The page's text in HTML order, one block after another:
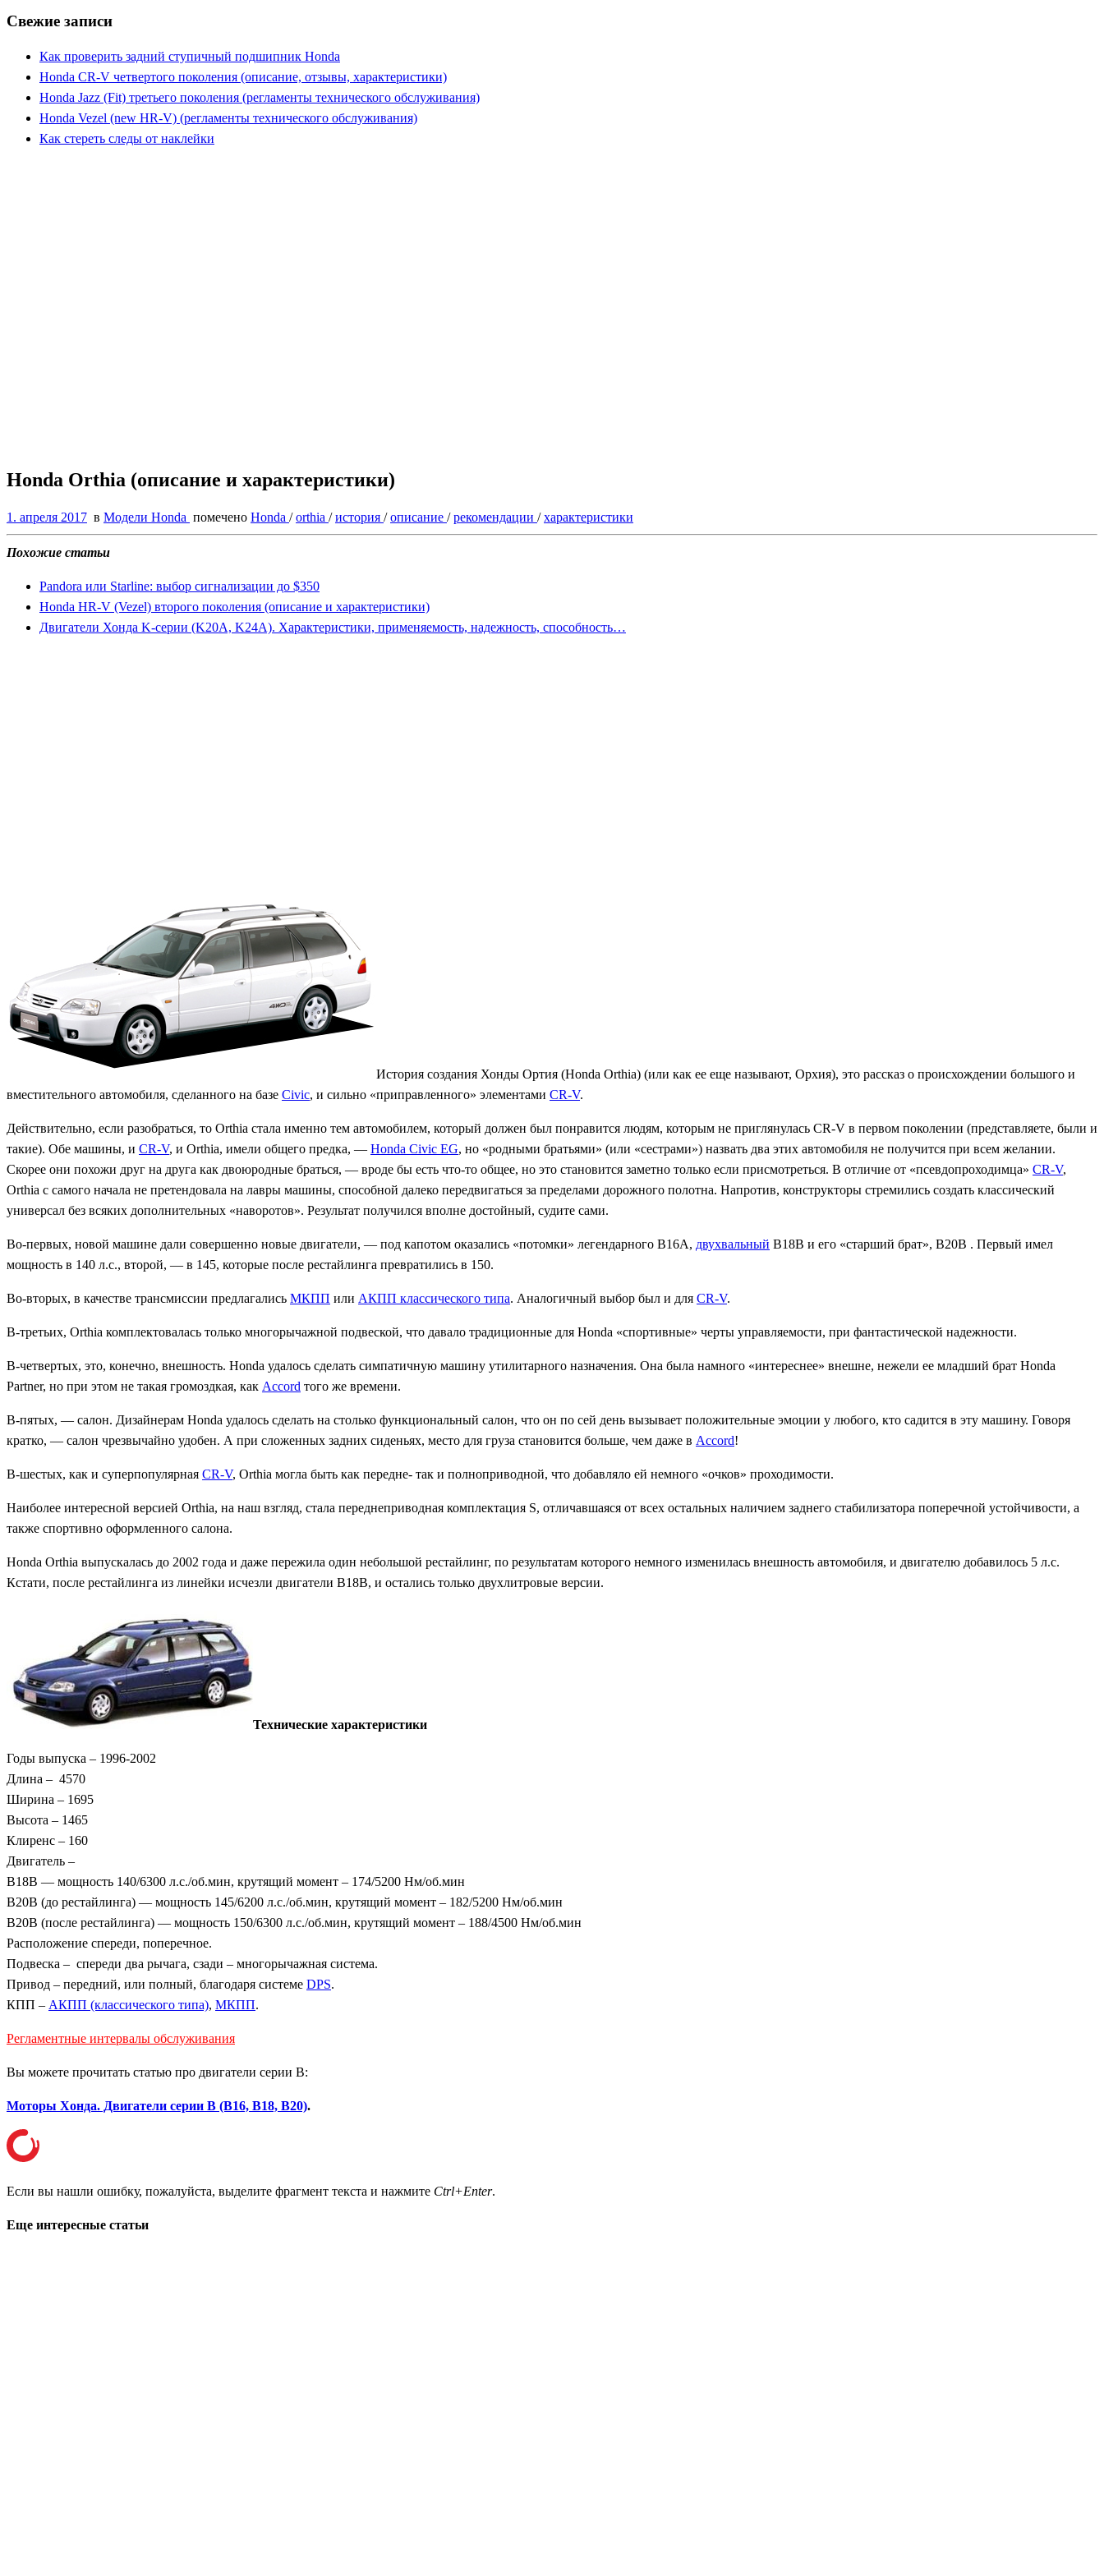
Свежие записи
Как проверить задний ступичный подшипник Honda
Honda CR-V четвертого поколения (описание, отзывы, характеристики)
Honda Jazz (Fit) третьего поколения (регламенты технического обслуживания)
Honda Vezel (new HR-V) (регламенты технического обслуживания)
Как стереть следы от наклейки
Honda Orthia (описание и характеристики)
1. апреля 2017 в Модели Honda помечено Honda /orthia /история /описание /рекомендации /характеристики
Похожие статьи
Pandora или Starline: выбор сигнализации до $350
Honda HR-V (Vezel) второго поколения (описание и характеристики)
Двигатели Хонда K-серии (K20A, K24A). Характеристики, применяемость, надежность, способность…
История создания Хонды Ортия (Honda Orthia) (или как ее еще называют, Орхия), это рассказ о происхождении большого и
вместительного автомобиля, сделанного на базе Civic, и сильно «приправленного» элементами CR-V.
Действительно, если разобраться, то Orthia стала именно тем автомобилем, который должен был понравится людям, которым не приглянулась CR-V в первом поколении (представляете, были и
такие). Обе машины, и CR-V, и Orthia, имели общего предка, — Honda Civic EG, но «родными братьями» (или «сестрами») назвать два этих автомобиля не получится при всем желании.
Скорее они похожи друг на друга как двоюродные браться, — вроде бы есть что-то общее, но это становится заметно только если присмотреться. В отличие от «псевдопроходимца» CR-V,
Orthia с самого начала не претендовала на лавры машины, способной далеко передвигаться за пределами дорожного полотна. Напротив, конструкторы стремились создать классический
универсал без всяких дополнительных «наворотов». Результат получился вполне достойный, судите сами.
Во-первых, новой машине дали совершенно новые двигатели, — под капотом оказались «потомки» легендарного B16A, двухвальный B18B и его «старший брат», B20B . Первый имел
мощность в 140 л.с., второй, — в 145, которые после рестайлинга превратились в 150.
Во-вторых, в качестве трансмиссии предлагались МКПП или АКПП классического типа. Аналогичный выбор был и для CR-V.
В-третьих, Orthia комплектовалась только многорычажной подвеской, что давало традиционные для Honda «спортивные» черты управляемости, при фантастической надежности.
В-четвертых, это, конечно, внешность. Honda удалось сделать симпатичную машину утилитарного назначения. Она была намного «интереснее» внешне, нежели ее младший брат Honda
Partner, но при этом не такая громоздкая, как Accord того же времени.
В-пятых, — салон. Дизайнерам Honda удалось сделать на столько функциональный салон, что он по сей день вызывает положительные эмоции у любого, кто садится в эту машину. Говоря
кратко, — салон чрезвычайно удобен. А при сложенных задних сиденьях, место для груза становится больше, чем даже в Accord!
В-шестых, как и суперпопулярная CR-V, Orthia могла быть как передне- так и полноприводной, что добавляло ей немного «очков» проходимости.
Наиболее интересной версией Orthia, на наш взгляд, стала переднеприводная комплектация S, отличавшаяся от всех остальных наличием заднего стабилизатора поперечной устойчивости, а
также спортивно оформленного салона.
Honda Orthia выпускалась до 2002 года и даже пережила один небольшой рестайлинг, по результатам которого немного изменилась внешность автомобиля, и двигателю добавилось 5 л.с.
Кстати, после рестайлинга из линейки исчезли двигатели B18B, и остались только двухлитровые версии.
Технические характеристики
Годы выпуска – 1996-2002
Длина – 4570
Ширина – 1695
Высота – 1465
Клиренс – 160
Двигатель –
B18B — мощность 140/6300 л.с./об.мин, крутящий момент – 174/5200 Нм/об.мин
B20B (до рестайлинга) — мощность 145/6200 л.с./об.мин, крутящий момент – 182/5200 Нм/об.мин
B20B (после рестайлинга) — мощность 150/6300 л.с./об.мин, крутящий момент – 188/4500 Нм/об.мин
Расположение спереди, поперечное.
Подвеска – спереди два рычага, сзади – многорычажная система.
Привод – передний, или полный, благодаря системе DPS.
КПП – АКПП (классического типа), МКПП.
Регламентные интервалы обслуживания
Вы можете прочитать статью про двигатели серии B:
Моторы Хонда. Двигатели серии B (B16, B18, B20).
Если вы нашли ошибку, пожалуйста, выделите фрагмент текста и нажмите Ctrl+Enter.
Еще интересные статьи